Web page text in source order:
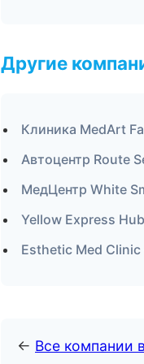
Другие
Клиника MedArt
Автоцентр Route
МедЦентр White
Yellow Express
Esthetic Med
← Все компании